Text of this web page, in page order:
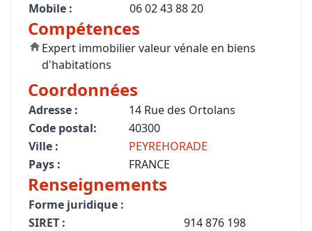
Mobile :
06 02 43 88 20
Compétences
Expert immobilier valeur vénale en biens
d'habitations
Coordonnées
Adresse :
14 Rue des Ortolans
Code postal:
40300
Ville :
PEYREHORADE
Pays :
FRANCE
Renseignements
Forme juridique :
SIRET :
914 876 198